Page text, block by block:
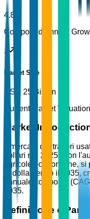
4.8%
Compound Annual
Market Size
USD 25 Billion
Current Market Valuation
Market
Il mercato dei trattori
dollari nel 2025. Con
agricole economiche,
di dollari entro il 2035,
annuale composto
2035.
Definizione e